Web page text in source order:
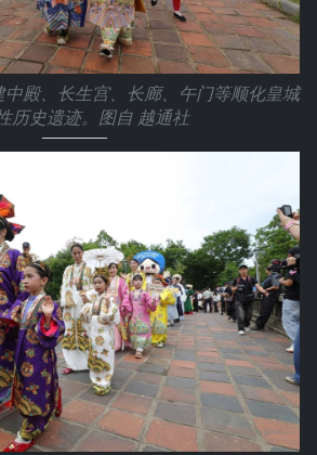
殿、长生宫、长廊、午门等顺化皇城
历史遗迹。图自 越通社